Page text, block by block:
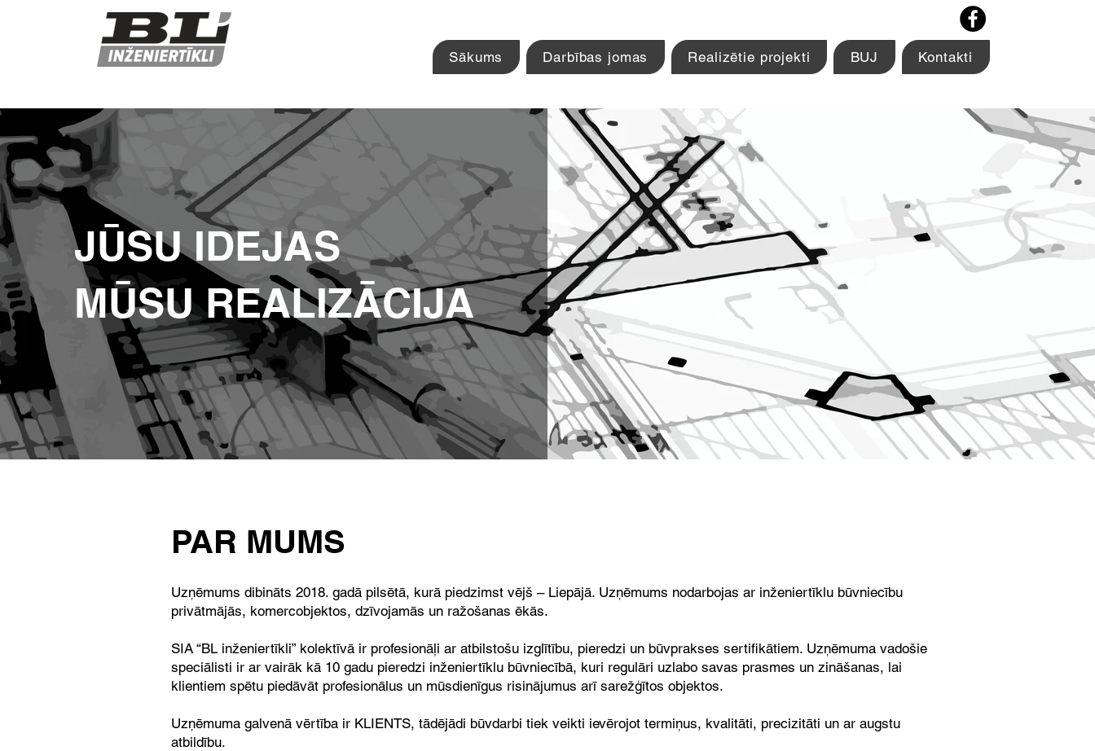
Sākums Darbības jomas Realizētie projekti BUJ Kontakti
JŪSU IDEJAS
MŪSU REALIZĀCIJA​
PAR MUMS
Uzņēmums dibināts 2018. gadā pilsētā, kurā piedzimst vējš – Liepājā. Uzņēmums nodarbojas ar inženiertīklu būvniecību
privātmājās, komercobjektos, dzīvojamās un ražošanas ēkās.
SIA “BL inženiertīkli” kolektīvā ir profesionāļi ar atbilstošu izglītību, pieredzi un būvprakses sertifikātiem. Uzņēmuma vadošie
speciālisti ir ar vairāk kā 10 gadu pieredzi inženiertīklu būvniecībā, kuri regulāri uzlabo savas prasmes un zināšanas, lai
klientiem spētu piedāvāt profesionālus un mūsdienīgus risinājumus arī sarežģītos objektos.
Uzņēmuma galvenā vērtība ir KLIENTS, tādējādi būvdarbi tiek veikti ievērojot termiņus, kvalitāti, precizitāti un ar augstu
atbildību.